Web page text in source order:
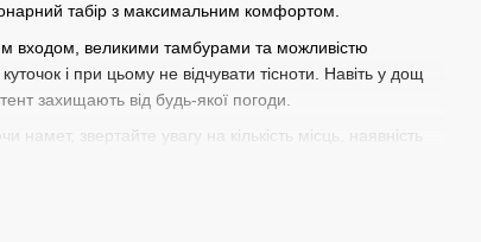
табір з максимальним комфортом.
входом, великими тамбурами та можливістю
і при цьому не відчувати тісноти. Навіть у дощ
захищають від будь-якої погоди.
звертайте увагу на кількість місць, наявність